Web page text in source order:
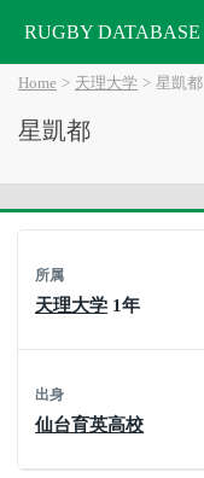
RUGBY DATABASE
Home 天理大学 星凱都
星凱都
所属
天理大学 1年
出身
仙台育英高校